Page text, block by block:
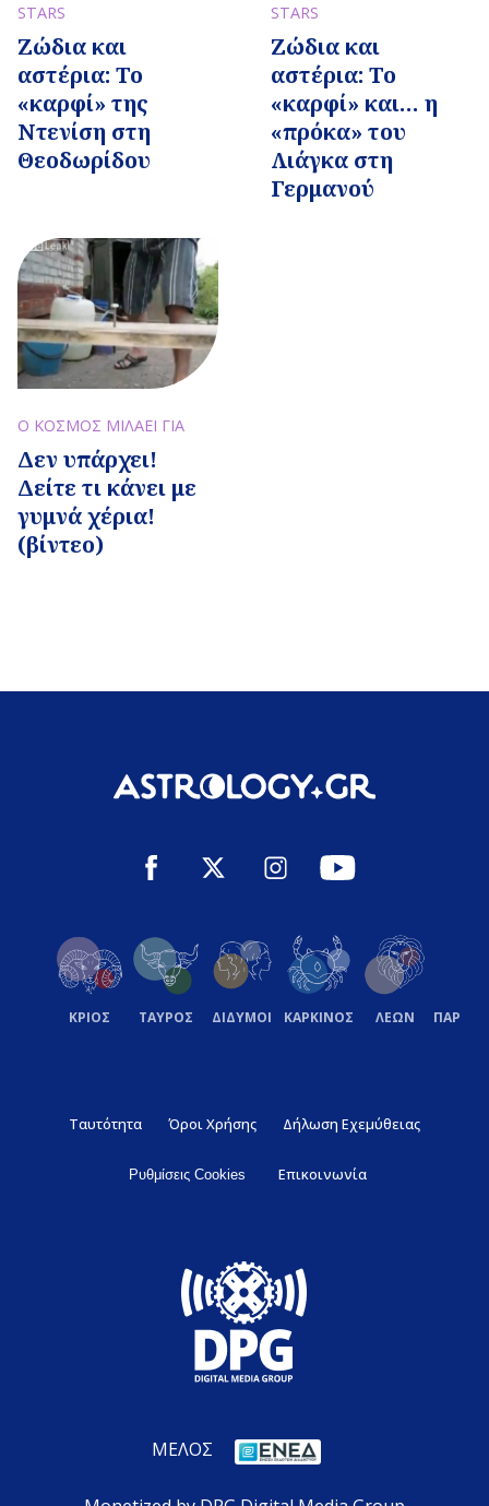
STARS
Ζώδια και
αστέρια: Το
«καρφί» της
Ντενίση στη
Θεοδωρίδου
STARS
Ζώδια και
αστέρια: Το
«καρφί» και… η
«πρόκα» του
Λιάγκα στη
Γερμανού
Ο ΚΟΣΜΟΣ ΜΙΛΑΕΙ ΓΙΑ
Δεν υπάρχει!
Δείτε τι κάνει με
γυμνά χέρια!
(βίντεο)
ΚΡΙΟΣ ΤΑΥΡΟΣ ΔΙΔΥΜΟΙ ΚΑΡΚΙΝΟΣ ΛΕΩΝ
Ταυτότητα Όροι Χρήσης Δήλωση Εχεμύθειας
Ρυθμίσεις Cookies Επικοινωνία
ΜΕΛΟΣ